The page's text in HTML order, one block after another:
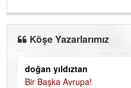
Köşe Yazarlarımız
doğan yıldıztan
Bir Başka Avrupa!